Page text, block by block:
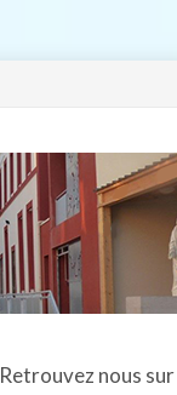
Retrouvez nous sur